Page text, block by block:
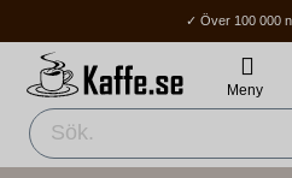
✓ Över 100 000
✓ Fri frakt
Meny